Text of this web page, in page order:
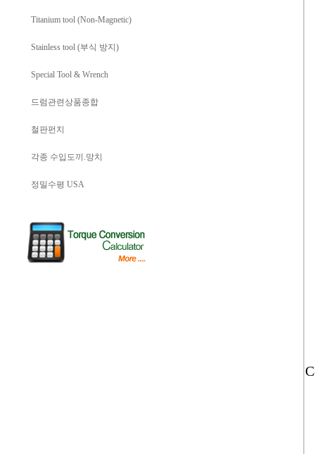
Titanium tool (Non-Magnetic)
Stainless tool (부식 방지)
Special Tool & Wrench
드럼관련상품종합
철판펀치
각종 수입도끼.망치
정밀수평 USA
C